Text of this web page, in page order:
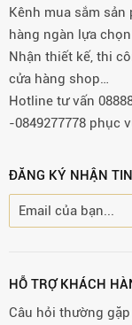
Kênh mua sắm
hàng ngàn lựa
Nhận thiết kế, thi
cửa hàng shop…
Hotline tư vấn
-0849277778 phục
ĐĂNG KÝ NHẬN TIN
HỖ TRỢ KHÁCH
Câu hỏi thường gặp